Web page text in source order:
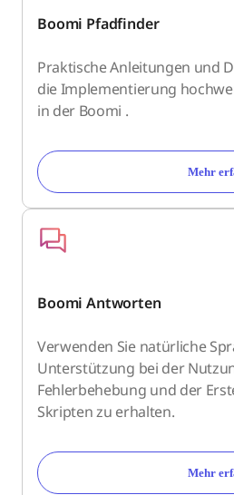
Boomi Pfadfinder
Praktische Anleitungen und
die Implementierung
in der Boomi .
Mehr
Boomi Antworten
Verwenden Sie natürliche
Unterstützung bei der
Fehlerbehebung und der
Skripten zu erhalten.
Mehr